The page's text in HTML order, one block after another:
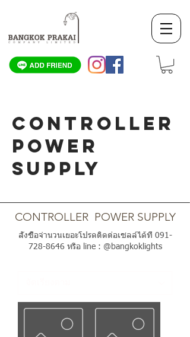
CONTROLLER
POWER
SUPPLY
CONTROLLER POWER SUPPLY
สั่งซื้อจำนวนเยอะโปรดติดต่อเซลล์ได้ที่ 091-
728-8646หรือ line : @bangkoklights